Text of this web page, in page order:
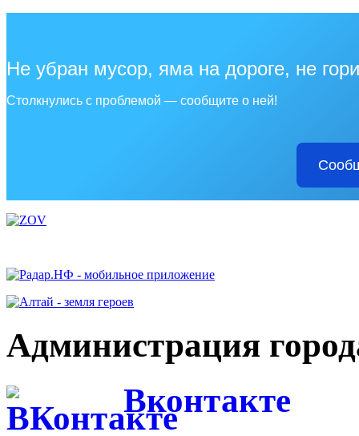
Не убран мусор, яма на дороге, не
Столкнулись с проблемой — сообщите о ней!
Администрация
Вконтакте